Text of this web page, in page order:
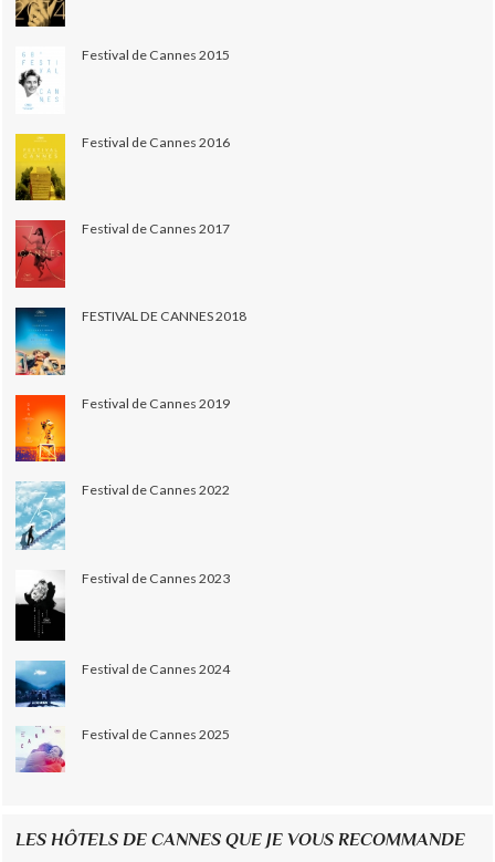
Festival de Cannes 2015
Festival de Cannes 2016
Festival de Cannes 2017
FESTIVAL DE CANNES 2018
Festival de Cannes 2019
Festival de Cannes 2022
Festival de Cannes 2023
Festival de Cannes 2024
Festival de Cannes 2025
LES HÔTELS DE CANNES QUE JE VOUS RECOMMANDE